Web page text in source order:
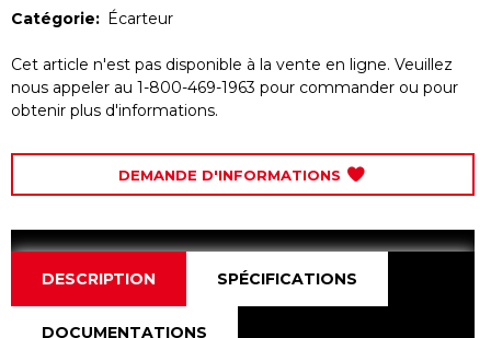
Catégorie: Écarteur
Cet article n'est pas disponible à la vente en ligne. Veuillez
nous appeler au 1-800-469-1963 pour commander ou pour
obtenir plus d'informations.
DEMANDE D'INFORMATIONS
DESCRIPTION SPÉCIFICATIONS
DOCUMENTATIONS